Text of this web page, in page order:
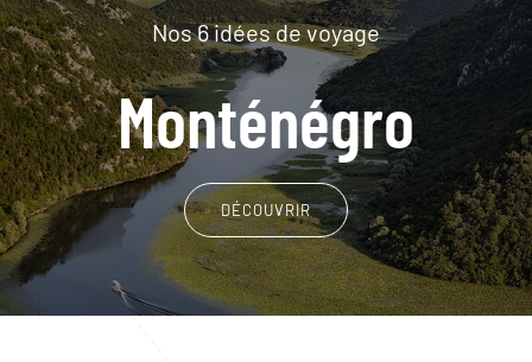
Nos 6 idées de voyage
Monténégro
DÉCOUVRIR